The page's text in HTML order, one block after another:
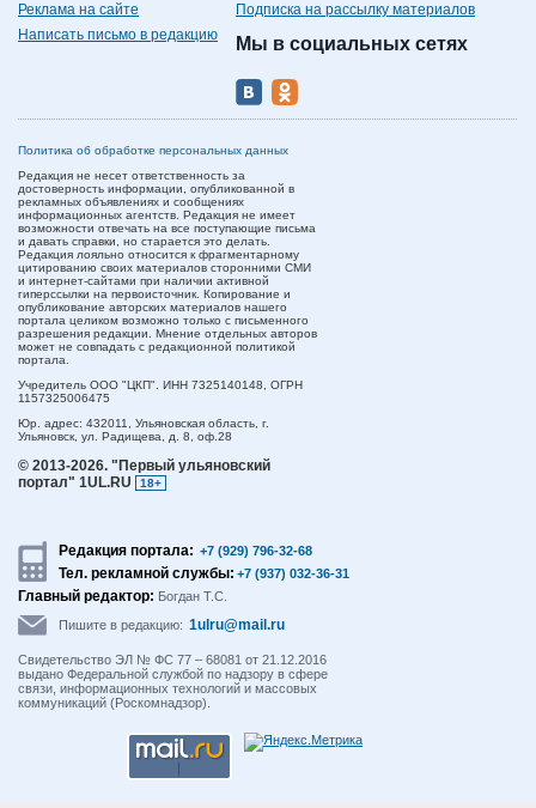
Реклама на сайте
Написать письмо в редакцию
Подписка на рассылку материалов
Мы в социальных сетях
Политика об обработке персональных данных
Редакция не несет ответственность за
достоверность информации, опубликованной в
рекламных объявлениях и сообщениях
информационных агентств. Редакция не имеет
возможности отвечать на все поступающие письма
и давать справки, но старается это делать.
Редакция лояльно относится к фрагментарному
цитированию своих материалов сторонними СМИ
и интернет-сайтами при наличии активной
гиперссылки на первоисточник. Копирование и
опубликование авторских материалов нашего
портала целиком возможно только с письменного
разрешения редакции. Мнение отдельных авторов
может не совпадать с редакционной политикой
портала.
Учредитель ООО "ЦКП". ИНН 7325140148, ОГРН
1157325006475
Юр. адрес: 432011, Ульяновская область, г.
Ульяновск, ул. Радищева, д. 8, оф.28
© 2013-2026. "Первый ульяновский
портал" 1UL.RU
18+
Редакция портала: +7 (929) 796-32-68
Тел. рекламной службы: +7 (937) 032-36-31
Главный редактор: Богдан Т.С.
Пишите в редакцию: 1ulru@mail.ru
Свидетельство ЭЛ № ФС 77 – 68081 от 21.12.2016
выдано Федеральной службой по надзору в сфере
связи, информационных технологий и массовых
коммуникаций (Роскомнадзор).